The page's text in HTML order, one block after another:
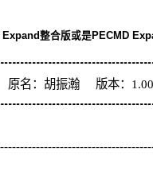
整合版或是PECMD
名：胡振瀚 版本：